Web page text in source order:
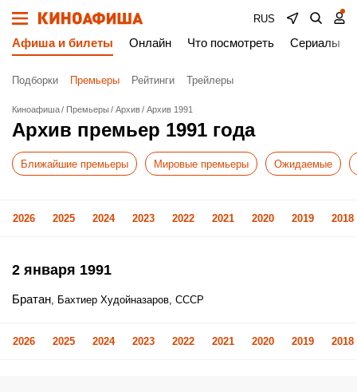
RUS
Афиша и билеты Онлайн Что посмотреть Сериалы
Подборки Премьеры Рейтинги Трейлеры
Киноафиша Премьеры Архив Архив 1991
Архив премьер 1991 года
Ближайшие премьеры Мировые премьеры Ожидаемые
2026 2025 2024 2023 2022 2021 2020 2019 2018
2 января 1991
Братан, Бахтиер Худойназаров, СССР
2026 2025 2024 2023 2022 2021 2020 2019 2018